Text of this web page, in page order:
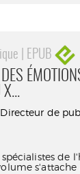
| EPUB
X...
de
de
s'attache à